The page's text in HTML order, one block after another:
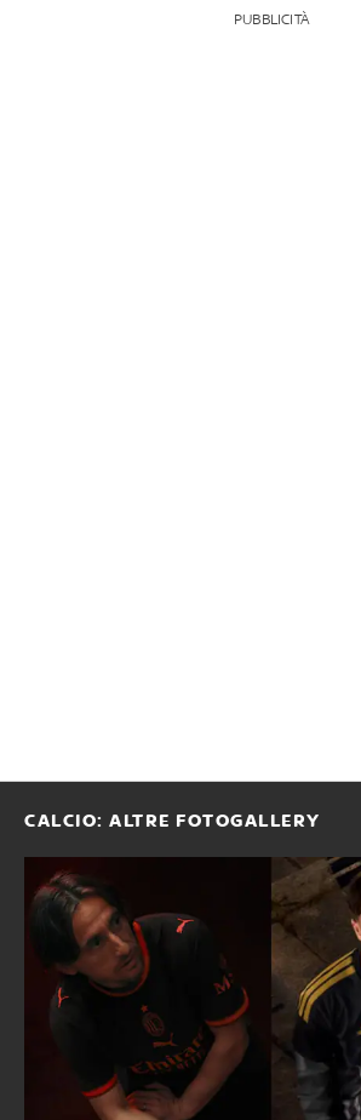
PUBBLICITÀ
CALCIO: ALTRE FOTOGALLERY